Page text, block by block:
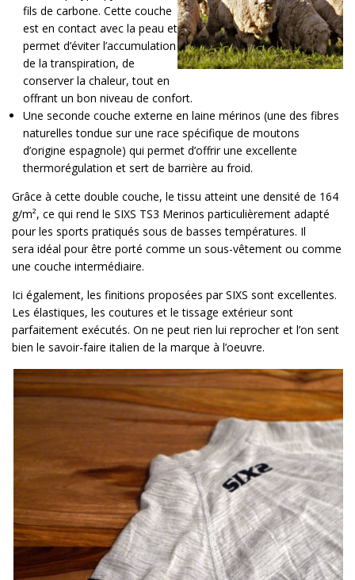
fils de carbone. Cette couche
est en contact avec la peau et
permet d’éviter l’accumulation
de la transpiration, de
conserver la chaleur, tout en
offrant un bon niveau de confort.
Une seconde couche externe en laine mérinos (une des fibres
naturelles tondue sur une race spécifique de moutons
d’origine espagnole) qui permet d’offrir une excellente
thermorégulation et sert de barrière au froid.
Grâce à cette double couche, le tissu atteint une densité de 164
g/m², ce qui rend le SIXS TS3 Merinos particulièrement adapté
pour les sports pratiqués sous de basses températures. Il
sera idéal pour être porté comme un sous-vêtement ou comme
une couche intermédiaire.
Ici également, les finitions proposées par SIXS sont excellentes.
Les élastiques, les coutures et le tissage extérieur sont
parfaitement exécutés. On ne peut rien lui reprocher et l’on sent
bien le savoir-faire italien de la marque à l’oeuvre.